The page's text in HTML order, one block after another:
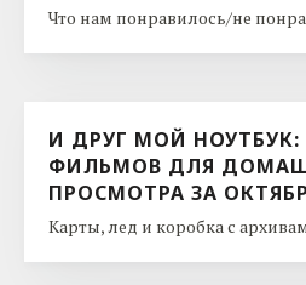
Что нам понравилось/не
И ДРУГ МОЙ
ФИЛЬМОВ ДЛЯ
ПРОСМОТРА ЗА
Карты, лед и коробка с